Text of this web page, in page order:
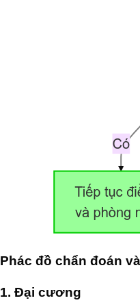
Phác đồ chẩn đoán
1. Đại cương